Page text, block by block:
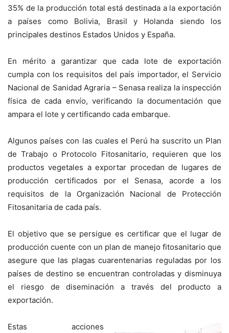
35% de la producción total está destinada a la exportación
a países como Bolivia, Brasil y Holanda siendo los
principales destinos Estados Unidos y España.
En mérito a garantizar que cada lote de exportación
cumpla con los requisitos del país importador, el Servicio
Nacional de Sanidad Agraria – Senasa realiza la inspección
física de cada envío, verificando la documentación que
ampara el lote y certificando cada embarque.
Algunos países con las cuales el Perú ha suscrito un Plan
de Trabajo o Protocolo Fitosanitario, requieren que los
productos vegetales a exportar procedan de lugares de
producción certificados por el Senasa, acorde a los
requisitos de la Organización Nacional de Protección
Fitosanitaria de cada país.
El objetivo que se persigue es certificar que el lugar de
producción cuente con un plan de manejo fitosanitario que
asegure que las plagas cuarentenarias reguladas por los
países de destino se encuentran controladas y disminuya
el riesgo de diseminación a través del producto a
exportación.
Estas acciones